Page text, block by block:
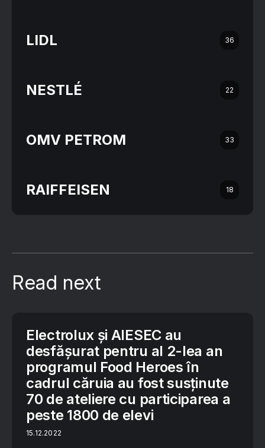
LIDL 36
NESTLÉ 22
OMV PETROM 33
RAIFFEISEN 18
Read next
Electrolux și AIESEC au
desfășurat pentru al 2-lea an
programul Food Heroes în
cadrul căruia au fost susținute
70 de ateliere cu participarea a
peste 1800 de elevi
15.12.2022